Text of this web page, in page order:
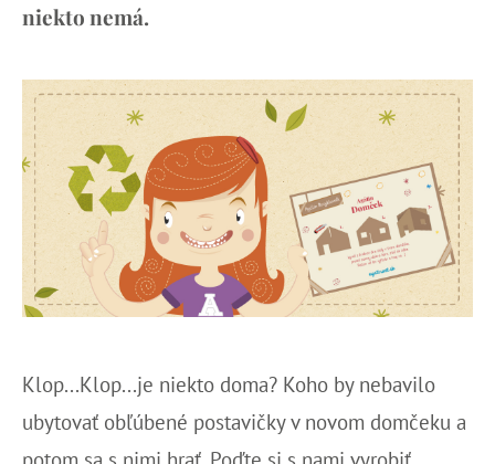
niekto nemá.
Klop...Klop...je niekto doma? Koho by nebavilo
ubytovať obľúbené postavičky v novom domčeku a